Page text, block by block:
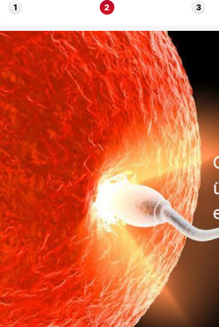
1 2 3